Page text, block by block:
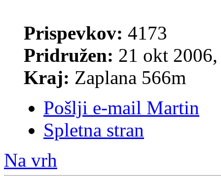
Prispevkov: 4173
Pridružen: 21 okt
Kraj: Zaplana 566m
Pošlji e-mail Martin
Spletna stran
Na vrh